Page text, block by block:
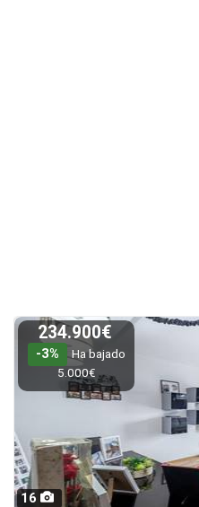
16
234.900€
-3%
Ha bajado
5.000€